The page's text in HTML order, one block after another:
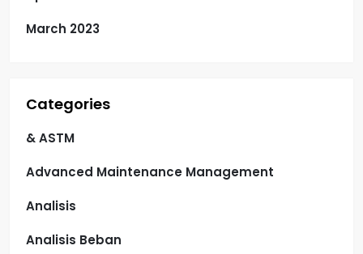
March 2023
Categories
& ASTM
Advanced Maintenance Management
Analisis
Analisis Beban